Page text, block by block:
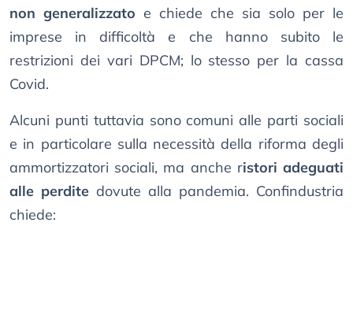
non generalizzato e chiede che sia solo per le
imprese in difficoltà e che hanno subito le
restrizioni dei vari DPCM; lo stesso per la cassa
Covid.
Alcuni punti tuttavia sono comuni alle parti sociali
e in particolare sulla necessità della riforma degli
ammortizzatori sociali, ma anche ristori adeguati
alle perdite dovute alla pandemia. Confindustria
chiede: